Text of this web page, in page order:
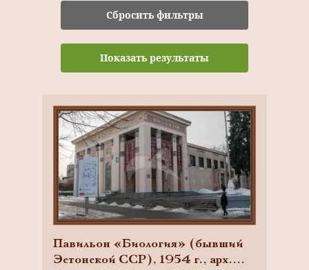
Сбросить фильтры
Показать результаты
Павильон «Биология» (бывший
Эстонской ССР), 1954 г., арх.